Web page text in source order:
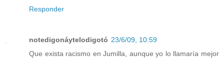
Responder
notedigonáytelodigotó 23/6/09, 10:59
Que exista racismo en Jumilla, aunque yo lo llamaría mejor